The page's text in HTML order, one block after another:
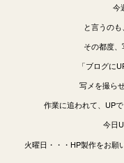
今
と言うのも
その都度
「ブログに
写メを撮ら
作業に追われて、UP
今日
火曜日・・・HP製作をお願